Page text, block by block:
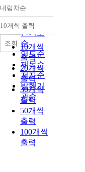
정확도
순
인기도
순
연도순
제목순
저자순
발행기
관순
내림차순
내림차순
10개씩 출력
10개씩
출력
20개씩
출력
30개씩
출력
50개씩
출력
100개씩
출력
조회